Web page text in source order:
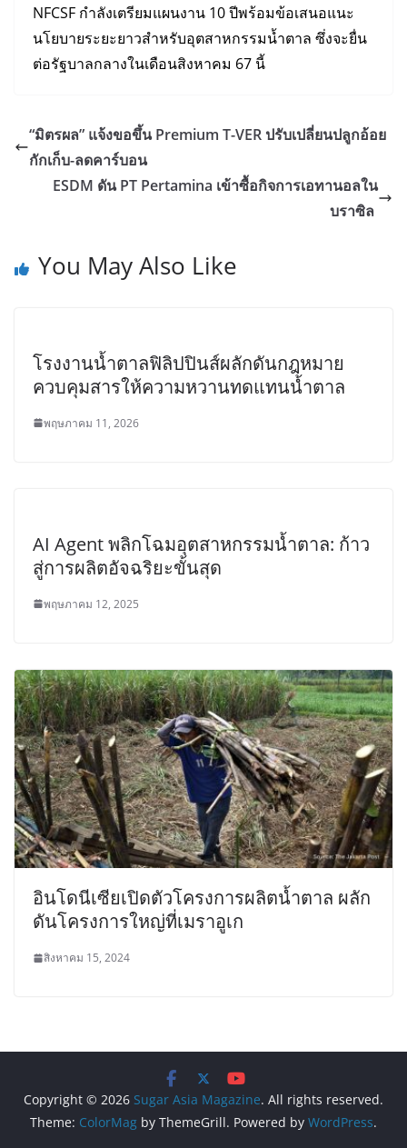
NFCSF กำลังเตรียมแผนงาน 10 ปีพร้อมข้อเสนอแนะ
นโยบายระยะยาวสำหรับอุตสาหกรรมน้ำตาล ซึ่งจะยื่น
ต่อรัฐบาลกลางในเดือนสิงหาคม 67 นี้
“มิตรผล” แจ้งขอขึ้น Premium T-VER ปรับเปลี่ยนปลูกอ้อย
กักเก็บ-ลดคาร์บอน
ESDM ดัน PT Pertamina เข้าซื้อกิจการเอทานอลใน
บราซิล
You May Also Like
โรงงานน้ำตาลฟิลิปปินส์ผลักดันกฎหมาย
ควบคุมสารให้ความหวานทดแทนน้ำตาล
พฤษภาคม 11, 2026
AI Agent พลิกโฉมอุตสาหกรรมน้ำตาล: ก้าว
สู่การผลิตอัจฉริยะขั้นสุด
พฤษภาคม 12, 2025
อินโดนีเซียเปิดตัวโครงการผลิตน้ำตาล ผลัก
ดันโครงการใหญ่ที่เมราอูเก
สิงหาคม 15, 2024
Copyright © 2026 Sugar Asia Magazine. All rights reserved.
Theme: ColorMag by ThemeGrill. Powered by WordPress.